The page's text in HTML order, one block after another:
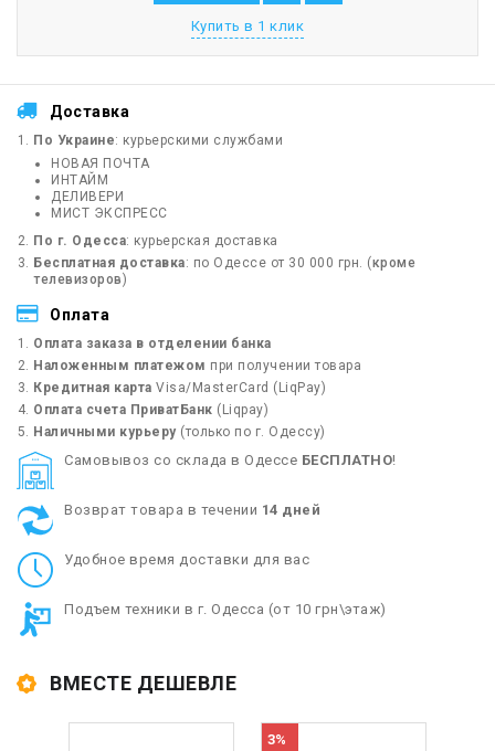
Купить в 1 клик
Доставка
По Украине: курьерскими службами
НОВАЯ ПОЧТА
ИНТАЙМ
ДЕЛИВЕРИ
МИСТ ЭКСПРЕСС
По г. Одесса: курьерская доставка
Бесплатная доставка: по Одессе от 30 000 грн. (кроме
телевизоров)
Оплата
Оплата заказа в отделении банка
Наложенным платежом при получении товара
Кредитная карта Visa/MasterCard (LiqPay)
Оплата счета ПриватБанк (Liqpay)
Наличными курьеру(только по г. Одессу)
Cамовывоз со склада в Одессе БЕСПЛАТНО!
Возврат товара в течении 14 дней
Удобное время доставки для вас
Подъем техники в г. Одесса (от 10 грн\этаж)
ВМЕСТЕ ДЕШЕВЛЕ
3%